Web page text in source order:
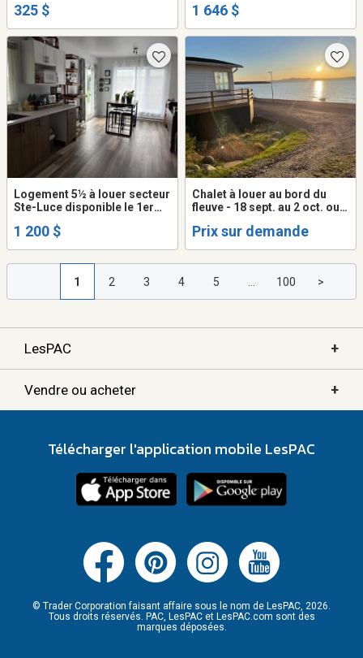
325 $ 1 646 $
Logement 5½ à louer secteur
Ste-Luce disponible le 1er
1 200 $
Chalet à louer au bord du
fleuve - 18 sept. au 2 oct. ou
Denis de Kamouraska
Prix sur demande
1 2 3 4 5 100 >
LesPAC +
Vendre ou acheter +
Télécharger l'application mobile LesPAC
© Trader Corporation faisant affaire sous le nom de LesPAC, 2026.
Tous droits réservés. PAC, LesPAC et LesPAC.com sont des
marques déposées.